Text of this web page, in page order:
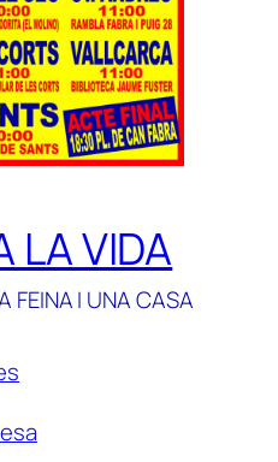
LA VIDA
FEINA I UNA CASA